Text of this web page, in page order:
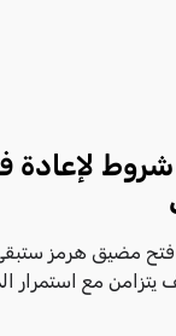
طهران تضع 6
مضيق هرمز ستبقى
مع استمرار